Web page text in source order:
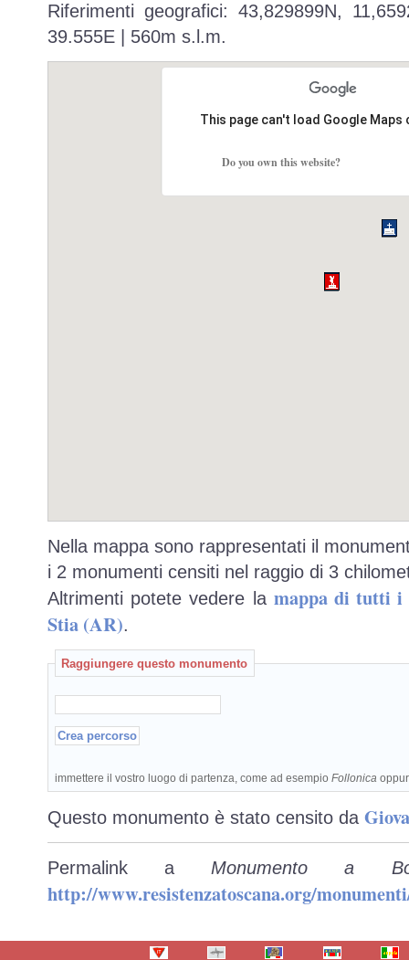
Riferimenti geografici: 43,829899N,
39.555E | 560m s.l.m.
This page can't load Google
Do you own this website?
Nella mappa sono rappresentati il
i 2 monumenti censiti nel raggio di 3
Altrimenti potete vedere la mappa di tutti i
Stia (AR).
Raggiungere questo monumento
immettere il vostro luogo di partenza, come ad esempio Follonica
Questo monumento è stato censito da
Permalink a Monumento a
http://www.resistenzatoscana.org/